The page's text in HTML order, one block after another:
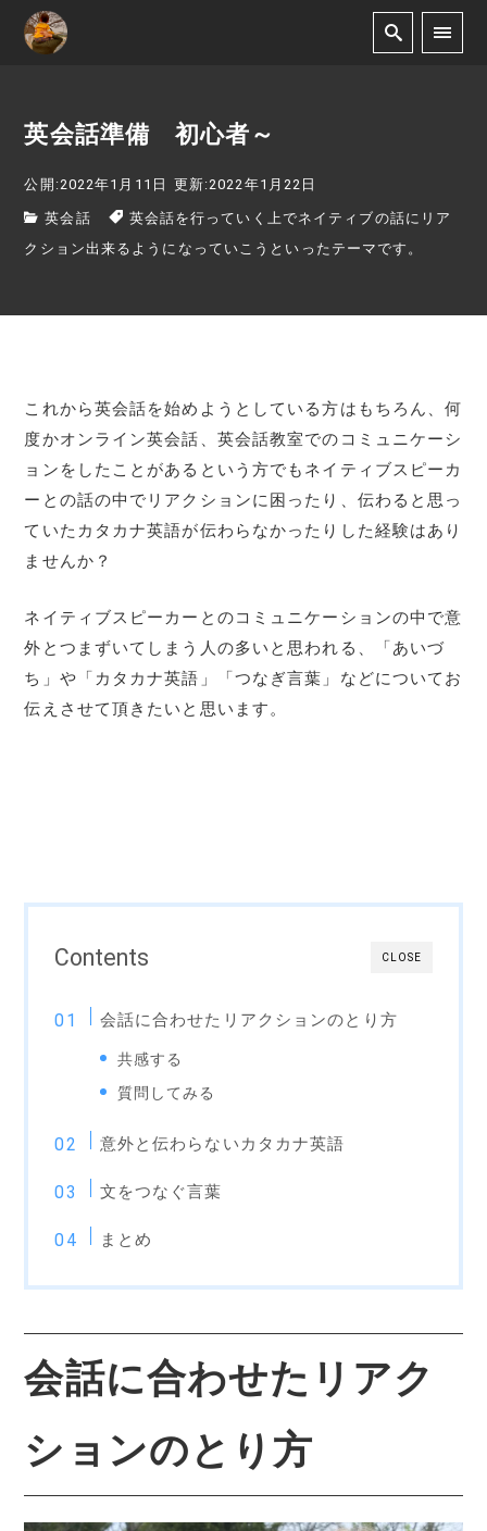
英会話準備 初心者～
公開:2022年1月11日 更新:2022年1月22日
英会話
英会話を行っていく上でネイティブの話にリア
クション出来るようになっていこうといったテーマです。
これから英会話を始めようとしている方はもちろん、何
度かオンライン英会話、英会話教室でのコミュニケーシ
ョンをしたことがあるという方でもネイティブスピーカ
ーとの話の中でリアクションに困ったり、伝わると思っ
ていたカタカナ英語が伝わらなかったりした経験はあり
ませんか？
ネイティブスピーカーとのコミュニケーションの中で意
外とつまずいてしまう人の多いと思われる、「あいづ
ち」や「カタカナ英語」「つなぎ言葉」などについてお
伝えさせて頂きたいと思います。
CLOSE
Contents
会話に合わせたリアクションのとり方
共感する
質問してみる
意外と伝わらないカタカナ英語
文をつなぐ言葉
まとめ
会話に合わせたリアク
ションのとり方